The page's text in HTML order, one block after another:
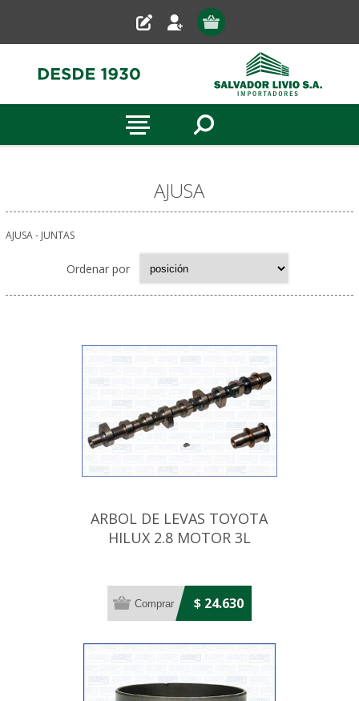
AJUSA
AJUSA - JUNTAS
Ordenar por
ARBOL DE LEVAS TOYOTA
HILUX 2.8 MOTOR 3L
$ 24.630